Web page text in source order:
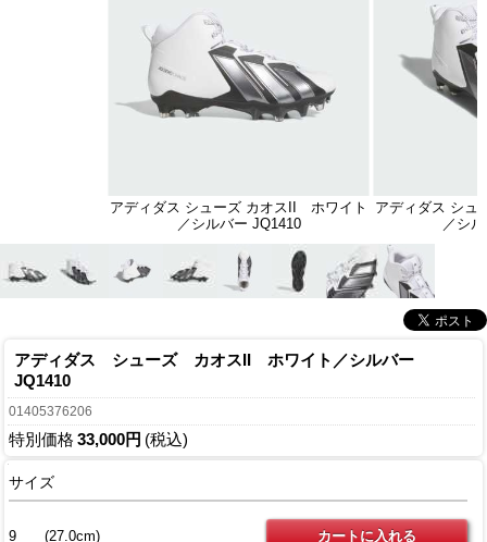
アディダス シューズ カオスII ホワイト
／シルバー JQ1410
アディダス シ
／シ
アディダス シューズ カオスII ホワイト／シルバー
JQ1410
01405376206
特別価格 33,000円 (税込)
サイズ
9 (27.0cm)